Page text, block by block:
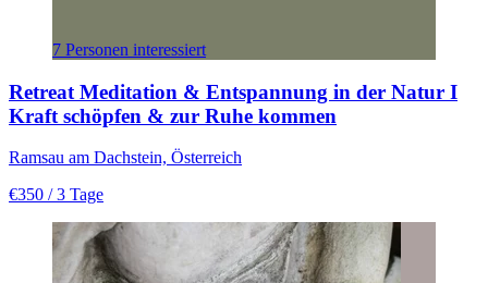
7 Personen interessiert
Retreat Meditation & Entspannung in der Natur I
Kraft schöpfen & zur Ruhe kommen
Ramsau am Dachstein, Österreich
€350 / 3 Tage